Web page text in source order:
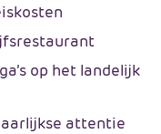
op het landelijk
attentie